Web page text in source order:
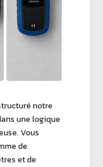
notre
une logique
Vous
de
et de